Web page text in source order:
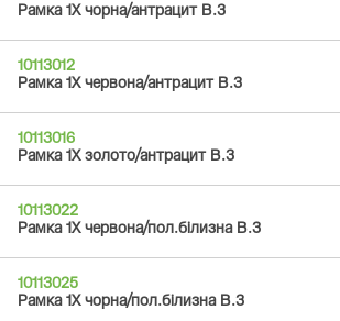
Рамка 1Х чорна/антрацит B.3
10113012
Рамка 1Х червона/антрацит B.3
10113016
Рамка 1Х золото/антрацит B.3
10113022
Рамка 1Х червона/пол.білизна B.3
10113025
Рамка 1Х чорна/пол.білизна B.3